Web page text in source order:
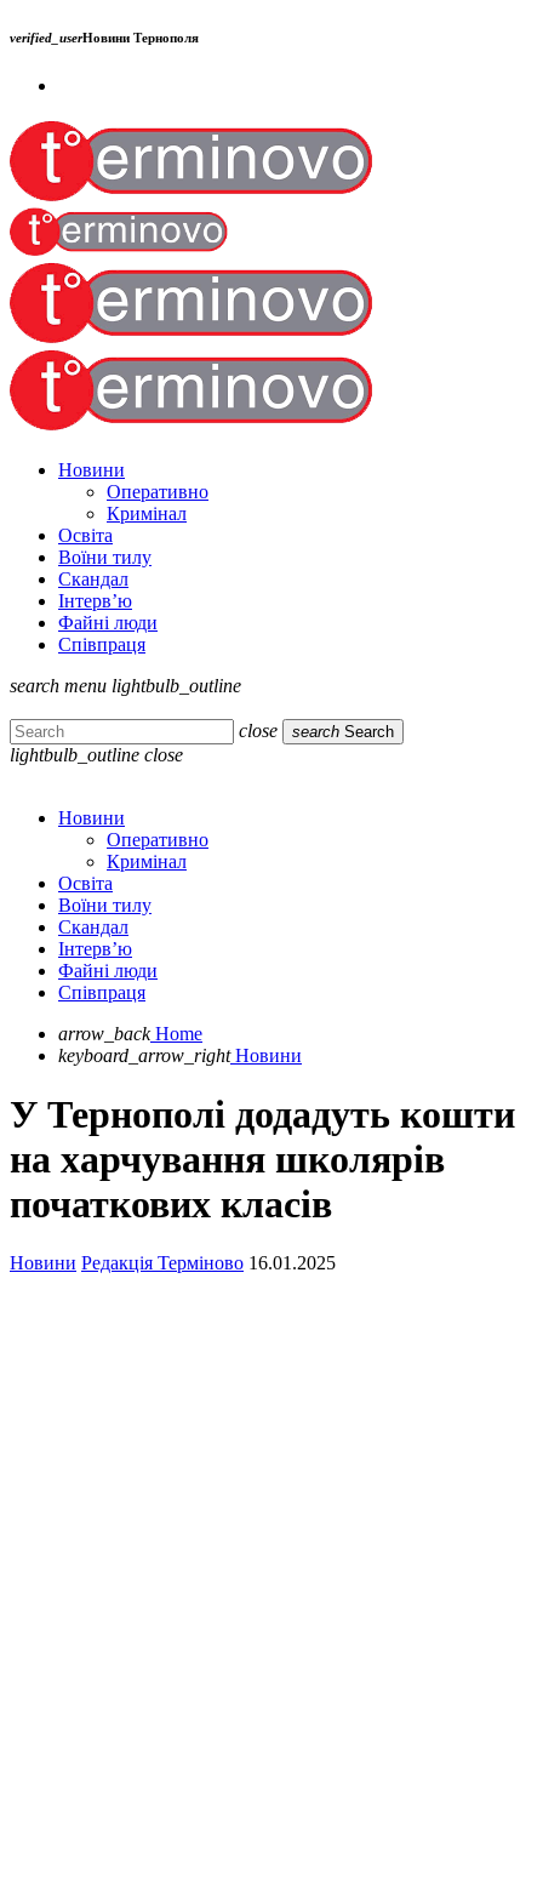
verified_userНовини Тернополя
Новини
Оперативно
Кримінал
Освіта
Воїни тилу
Скандал
Інтерв’ю
Файні люди
Співпраця
search menu lightbulb_outline
close search Search
lightbulb_outline close
Новини
Оперативно
Кримінал
Освіта
Воїни тилу
Скандал
Інтерв’ю
Файні люди
Співпраця
arrow_back Home
keyboard_arrow_right Новини
У Тернополі додадуть кошти
на харчування школярів
початкових класів
Новини Редакція Терміново 16.01.2025